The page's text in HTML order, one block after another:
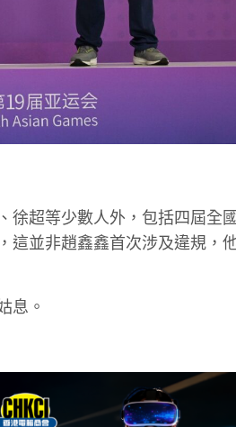
徐超等少數人外，包括四屆全
這並非趙鑫鑫首次涉及違規，
息。